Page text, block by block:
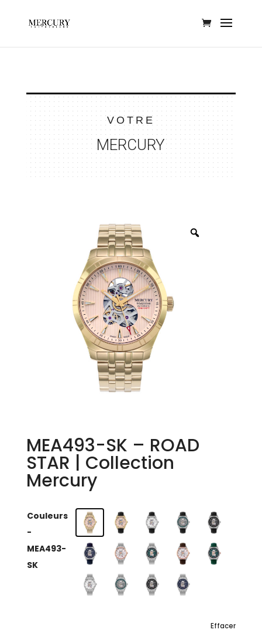
VOTRE
MERCURY
MEA493-SK – ROAD
STAR | Collection
Mercury
Couleurs
-
MEA493-
SK
Effacer